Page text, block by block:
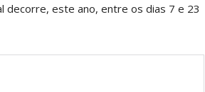
decorre, este ano, entre os dias 7 e 23